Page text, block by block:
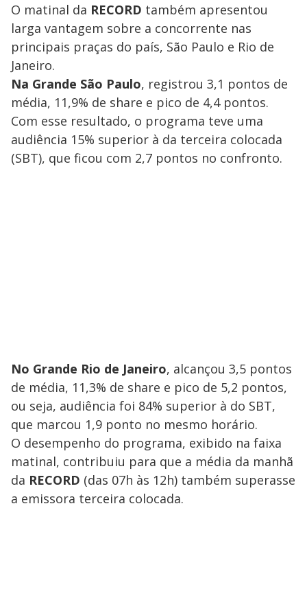
O matinal da RECORD também apresentou
larga vantagem sobre a concorrente nas
principais praças do país, São Paulo e Rio de
Janeiro.
Na Grande São Paulo, registrou 3,1 pontos de
média, 11,9% de share e pico de 4,4 pontos.
Com esse resultado, o programa teve uma
audiência 15% superior à da terceira colocada
(SBT), que ficou com 2,7 pontos no confronto.
No Grande Rio de Janeiro, alcançou 3,5 pontos
de média, 11,3% de share e pico de 5,2 pontos,
ou seja, audiência foi 84% superior à do SBT,
que marcou 1,9 ponto no mesmo horário.
O desempenho do programa, exibido na faixa
matinal, contribuiu para que a média da manhã
da RECORD (das 07h às 12h) também superasse
a emissora terceira colocada.